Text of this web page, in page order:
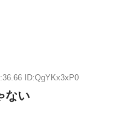
ID:QgYKx3xP0
ない